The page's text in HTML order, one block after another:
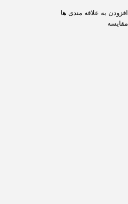
افزودن به علاقه مندی ها
مقایسه